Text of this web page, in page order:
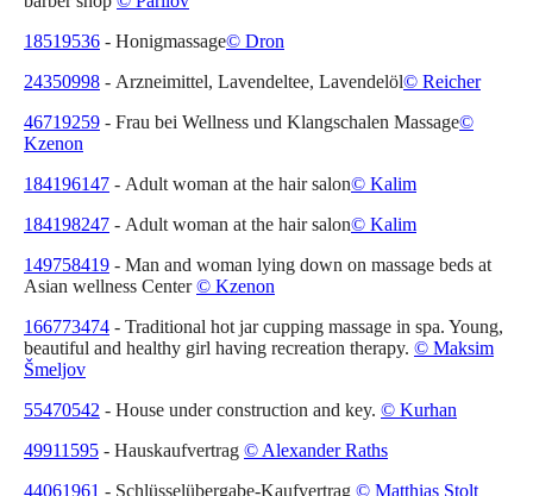
18519536 - Honigmassage© Dron
24350998 - Arzneimittel, Lavendeltee, Lavendelöl© Reicher
46719259 - Frau bei Wellness und Klangschalen Massage©
Kzenon
184196147 - Adult woman at the hair salon© Kalim
184198247 - Adult woman at the hair salon© Kalim
149758419 - Man and woman lying down on massage beds at
Asian wellness Center© Kzenon
166773474 - Traditional hot jar cupping massage in spa. Young,
beautiful and healthy girl having recreation therapy. © Maksim
Šmeljov
55470542 - House under construction and key. © Kurhan
49911595 - Hauskaufvertrag © Alexander Raths
44061961 - Schlüsselübergabe-Kaufvertrag © Matthias Stolt